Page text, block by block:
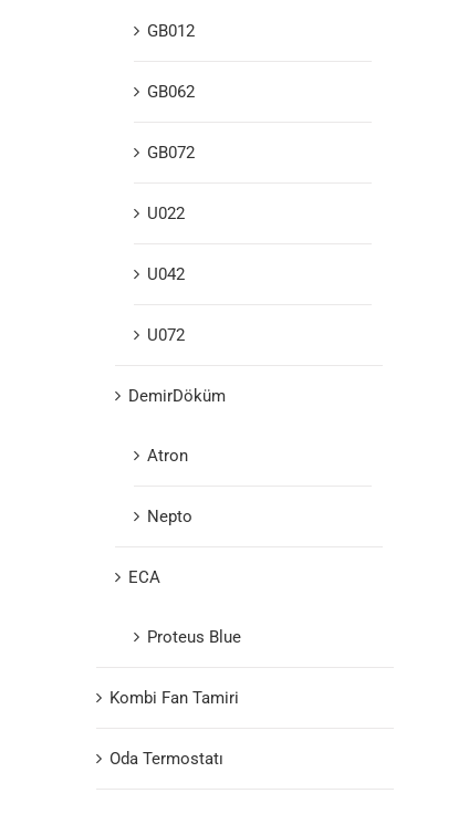
GB012
GB062
GB072
U022
U042
U072
DemirDöküm
Atron
Nepto
ECA
Proteus Blue
Kombi Fan Tamiri
Oda Termostatı